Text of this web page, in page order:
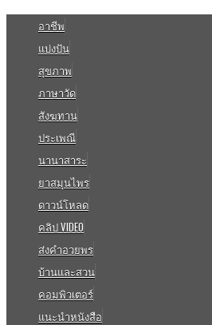
อาชีพ
แบ่งปัน
สุขภาพ
ภาษาวัด
สังฆทาน
ประเพณี
นานาสาระ
ยาสมุนไพร
ดาวน์โหลด
คลิป VIDEO
ส่งคำอวยพร
บ้านและสวน
คอมพิวเตอร์
แนะนำหนังสือ